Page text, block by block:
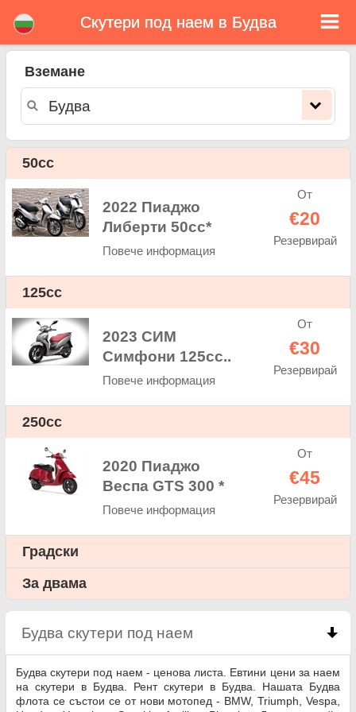
Будва скутери под наем
Будва скутери под наем - ценова листа. Евтини цени за наем на скутери в Будва. Рент скутери в Будва. Нашата Будва
резервация за наем на скутери в Будва - неограничен пробег, GPS, скутери оборудване, пътуване зад граница.
Скутери под наем в Будва
Вземане
50cc
2022 Пиаджо
Либерти 50cc*
Повече информация
От
€20
Резервирай
125cc
2023 СИМ
Симфони 125cc..
Повече информация
От
€30
Резервирай
250cc
2020 Пиаджо
Веспа GTS 300 *
Повече информация
От
€45
Резервирай
Градски
За двама
Будва скутери под наем click to collapse
Будва скутери под наем - ценова листа. Евтини цени за наем
на скутери в Будва. Рент скутери в Будва. Нашата Будва
флота се състои се от нови мотопед - BMW, Triumph, Vespa,